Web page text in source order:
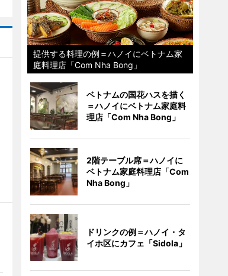
提供する料理の例＝ハノイにベトナム家
庭料理店「Com Nha Bong」
ベトナムの国花ハスを描く
＝ハノイにベトナム家庭料
理店「Com Nha Bong」
2階テーブル席＝ハノイに
ベトナム家庭料理店「Com
Nha Bong」
ドリンクの例＝ハノイ・タ
イホ区にカフェ「Sidola」